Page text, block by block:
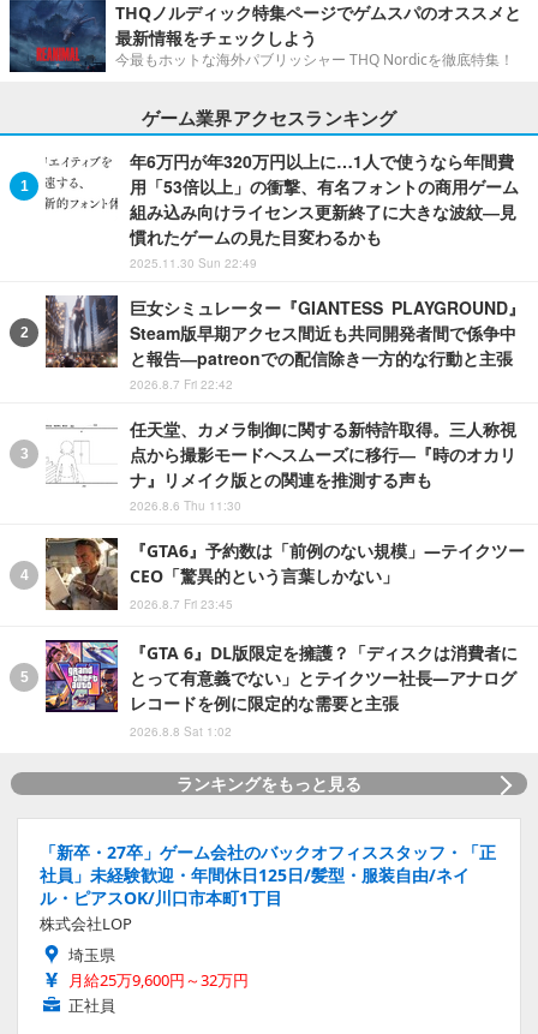
THQノルディック特集ページでゲムスパのオススメと
最新情報をチェックしよう
今最もホットな海外パブリッシャー THQ Nordicを徹底特集！
ゲーム業界アクセスランキング
年6万円が年320万円以上に…1人で使うなら年間費
用「53倍以上」の衝撃、有名フォントの商用ゲーム
組み込み向けライセンス更新終了に大きな波紋―見
慣れたゲームの見た目変わるかも
2025.11.30 Sun 22:49
巨女シミュレーター『GIANTESS PLAYGROUND』
Steam版早期アクセス間近も共同開発者間で係争中
と報告―patreonでの配信除き一方的な行動と主張
2026.8.7 Fri 22:42
任天堂、カメラ制御に関する新特許取得。三人称視
点から撮影モードへスムーズに移行―『時のオカリ
ナ』リメイク版との関連を推測する声も
2026.8.6 Thu 11:30
『GTA6』予約数は「前例のない規模」―テイクツー
CEO「驚異的という言葉しかない」
2026.8.7 Fri 23:45
『GTA 6』DL版限定を擁護？「ディスクは消費者に
とって有意義でない」とテイクツー社長―アナログ
レコードを例に限定的な需要と主張
2026.8.8 Sat 1:02
ランキングをもっと見る
「新卒・27卒」ゲーム会社のバックオフィススタッフ・「正
社員」未経験歓迎・年間休日125日/髪型・服装自由/ネイ
ル・ピアスOK/川口市本町1丁目
株式会社LOP
埼玉県
月給25万9,600円～32万円
正社員